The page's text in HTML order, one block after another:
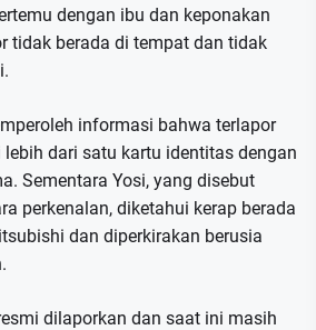
dengan ibu dan keponakan
tidak berada di tempat dan tidak
informasi bahwa terlapor
dari satu kartu identitas dengan
Sementara Yosi, yang disebut
perkenalan, diketahui kerap berada
dan diperkirakan berusia
dilaporkan dan saat ini masih